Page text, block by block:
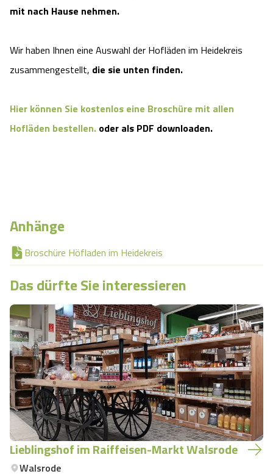
Angebote
Kontakt
Naturhotels
Urlaub mit Hund
Urlaub auf dem Bauernhof
Landschaftsführungen
Das verrückte Haus
Abenteuerland Trampolin-Park
Adventure District Bispingen
mit nach Hause nehmen.
Wir haben Ihnen eine Auswahl der Hofläden im Heidekreis
zusammengestellt, die sie unten finden.
Hier können Sie kostenlos eine Broschüre mit allen
Hofläden bestellen. oder als PDF downloaden.
Anhänge
Broschüre Höfladen im Heidekreis
Das dürfte Sie interessieren
Lieblingshof im Raiffeisen-Markt Walsrode
Walsrode